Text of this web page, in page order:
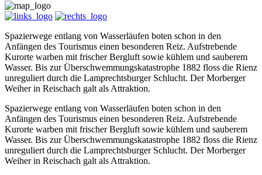
Spazierwege entlang von Wasserläufen boten schon in den
Anfängen des Tourismus einen besonderen Reiz. Aufstrebende
Kurorte warben mit frischer Bergluft sowie kühlem und sauberem
Wasser. Bis zur Überschwemmungskatastrophe 1882 floss die Rienz
unreguliert durch die Lamprechtsburger Schlucht. Der Morberger
Weiher in Reischach galt als Attraktion.
Spazierwege entlang von Wasserläufen boten schon in den
Anfängen des Tourismus einen besonderen Reiz. Aufstrebende
Kurorte warben mit frischer Bergluft sowie kühlem und sauberem
Wasser. Bis zur Überschwemmungskatastrophe 1882 floss die Rienz
unreguliert durch die Lamprechtsburger Schlucht. Der Morberger
Weiher in Reischach galt als Attraktion.